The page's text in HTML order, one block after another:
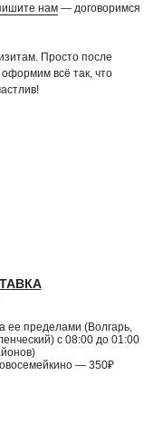
нам — договоримся
Просто после
всё так, что
ее пределами (Волгарь,
с 08:00 до 01:00
— 350₽